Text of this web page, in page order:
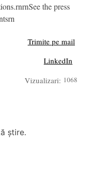
the press
Trimite pe mail
LinkedIn
Vizualizari: 1068
știre.